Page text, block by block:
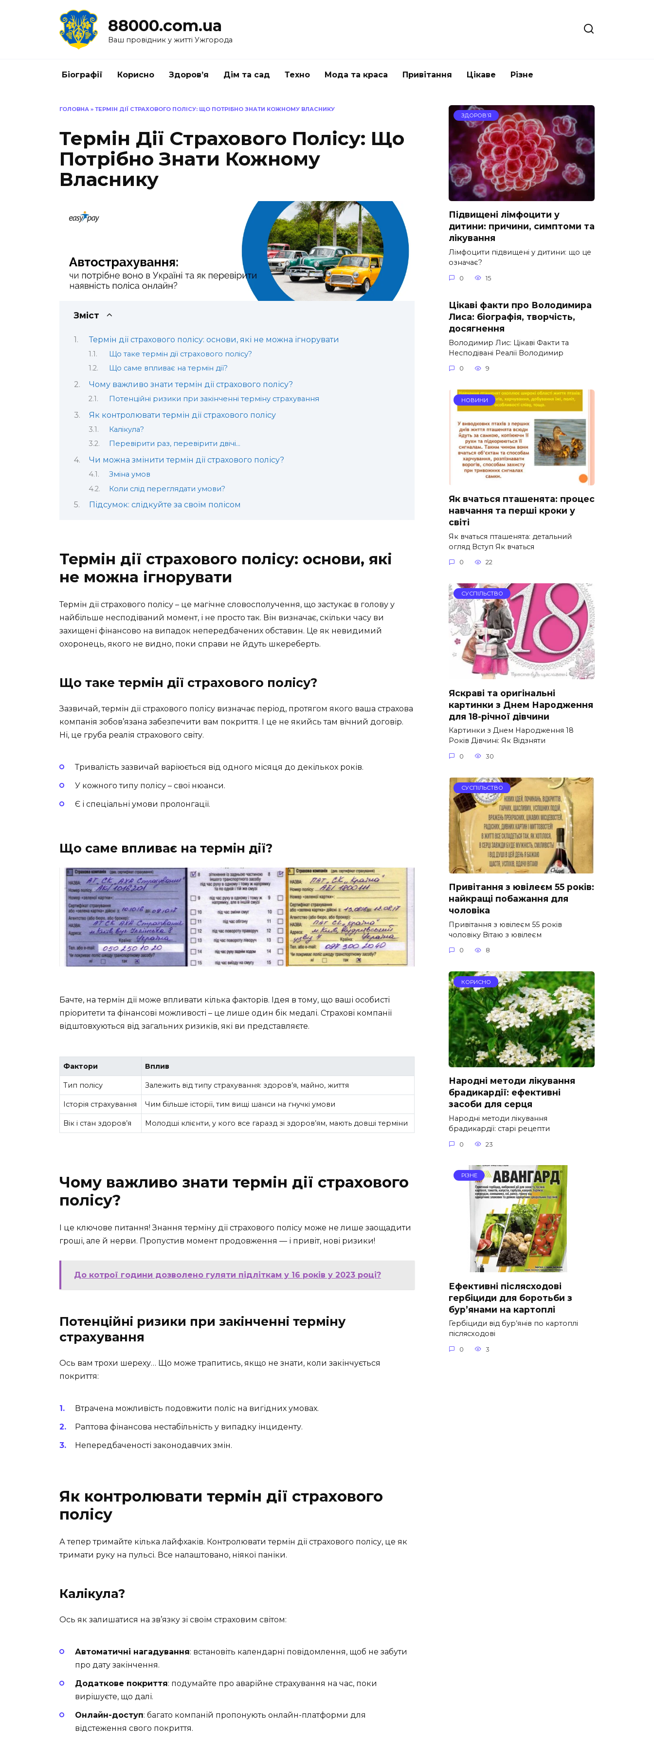
88000.com.ua
Ваш провідник у житті Ужгорода
Біографії Корисно Здоров’я Дім та сад Техно Мода та краса Привітання Цікаве Різне
ГОЛОВНА » ТЕРМІН ДІЇ СТРАХОВОГО ПОЛІСУ: ЩО ПОТРІБНО ЗНАТИ КОЖНОМУ ВЛАСНИКУ
Термін Дії Страхового Полісу: Що
Потрібно Знати Кожному
Власнику
Зміст
Термін дії страхового полісу: основи, які не можна ігнорувати
Що таке термін дії страхового полісу?
Що саме впливає на термін дії?
Чому важливо знати термін дії страхового полісу?
Потенційні ризики при закінченні терміну страхування
Як контролювати термін дії страхового полісу
Калікула?
Перевірити раз, перевірити двічі…
Чи можна змінити термін дії страхового полісу?
Зміна умов
Коли слід переглядати умови?
Підсумок: слідкуйте за своїм полісом
Термін дії страхового полісу: основи, які
не можна ігнорувати
Термін дії страхового полісу – це магічне словосполучення, що застукає в голову у
найбільше несподіваний момент, і не просто так. Він визначає, скільки часу ви
захищені фінансово на випадок непередбачених обставин. Це як невидимий
охоронець, якого не видно, поки справи не йдуть шкереберть.
Що таке термін дії страхового полісу?
Зазвичай, термін дії страхового полісу визначає період, протягом якого ваша страхова
компанія зобов’язана забезпечити вам покриття. І це не якийсь там вічний договір.
Ні, це груба реалія страхового світу.
Тривалість зазвичай варіюється від одного місяця до декількох років.
У кожного типу полісу – свої нюанси.
Є і спеціальні умови пролонгації.
Що саме впливає на термін дії?
Бачте, на термін дії може впливати кілька факторів. Ідея в тому, що ваші особисті
пріоритети та фінансові можливості – це лише один бік медалі. Страхові компанії
відштовхуються від загальних ризиків, які ви представляєте.
Фактори Вплив
Тип полісу Залежить від типу страхування: здоров’я, майно, життя
Історія страхування Чим більше історії, тим вищі шанси на гнучкі умови
Вік і стан здоров’я Молодші клієнти, у кого все гаразд зі здоров’ям, мають довші терміни
Чому важливо знати термін дії страхового
полісу?
І це ключове питання! Знання терміну дії страхового полісу може не лише заощадити
гроші, але й нерви. Пропустив момент продовження — і привіт, нові ризики!
До котрої години дозволено гуляти підліткам у 16 років у 2023 році?
Потенційні ризики при закінченні терміну
страхування
Ось вам трохи шереху… Що може трапитись, якщо не знати, коли закінчується
покриття:
Втрачена можливість подовжити поліс на вигідних умовах.
Раптова фінансова нестабільність у випадку інциденту.
Непередбаченості законодавчих змін.
Як контролювати термін дії страхового
полісу
А тепер тримайте кілька лайфхаків. Контролювати термін дії страхового полісу, це як
тримати руку на пульсі. Все налаштовано, ніякої паніки.
Калікула?
Ось як залишатися на зв’язку зі своїм страховим світом:
Автоматичні нагадування: встановіть календарні повідомлення, щоб не забути
про дату закінчення.
Додаткове покриття: подумайте про аварійне страхування на час, поки
вирішуєте, що далі.
Онлайн-доступ: багато компаній пропонують онлайн-платформи для
відстеження свого покриття.
ЗДОРОВ’Я
Підвищені лімфоцити у
дитини: причини, симптоми та
лікування
Лімфоцити підвищені у дитини: що це
означає?
0 15
Цікаві факти про Володимира
Лиса: біографія, творчість,
досягнення
Володимир Лис: Цікаві Факти та
Несподівані Реалії Володимир
0 9
НОВИНИ
Як вчаться пташенята: процес
навчання та перші кроки у
світі
Як вчаться пташенята: детальний
огляд Вступ Як вчаться
0 22
СУСПІЛЬСТВО
Яскраві та оригінальні
картинки з Днем Народження
для 18-річної дівчини
Картинки з Днем Народження 18
Років Дівчині: Як Відзняти
0 30
СУСПІЛЬСТВО
Привітання з ювілеєм 55 років:
найкращі побажання для
чоловіка
Привітання з ювілеєм 55 років
чоловіку Вітаю з ювілеєм
0 8
КОРИСНО
Народні методи лікування
брадикардії: ефективні
засоби для серця
Народні методи лікування
брадикардії: старі рецепти
0 23
РІЗНЕ
Ефективні післясходові
гербіциди для боротьби з
бур’янами на картоплі
Гербіциди від бур’янів по картоплі
післясходові
0 3